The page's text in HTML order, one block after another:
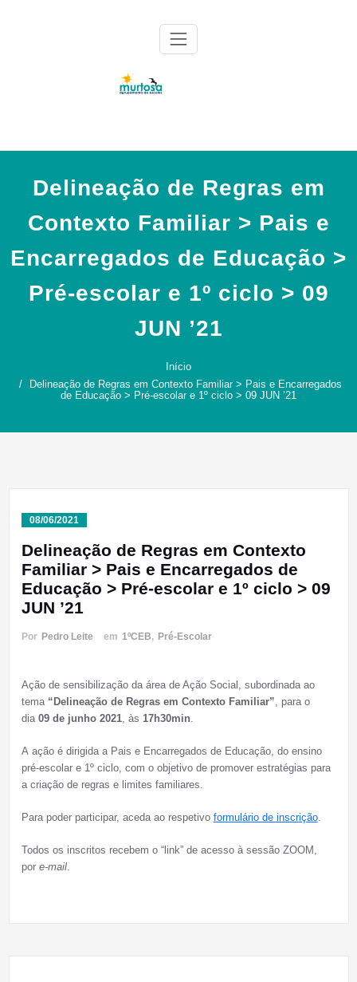
Delineação de Regras em
Contexto Familiar > Pais e
Encarregados de Educação >
Pré-escolar e 1º ciclo > 09
JUN ’21
Início
Delineação de Regras em Contexto Familiar > Pais e Encarregados
de Educação > Pré-escolar e 1º ciclo > 09 JUN ’21
08/06/2021
Delineação de Regras em Contexto
Familiar > Pais e Encarregados de
Educação > Pré-escolar e 1º ciclo > 09
JUN ’21
Por Pedro Leite em 1ºCEB, Pré-Escolar
Ação de sensibilização da área de Ação Social, subordinada ao
tema “Delineação de Regras em Contexto Familiar”, para o
dia09 de junho 2021, às 17h30min.
A ação é dirigida a Pais e Encarregados de Educação, do ensino
pré-escolar e 1º ciclo, com o objetivo de promover estratégias para
a criação de regras e limites familiares.
Para poder participar, aceda ao respetivo formulário de inscrição.
Todos os inscritos recebem o “link” de acesso à sessão ZOOM,
por e-mail.